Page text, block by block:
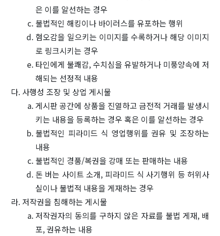
은 이를 알선하는 경우
불법적인 해킹이나 바이러스를 유포하는 행위
혐오감을 일으키는 이미지를 수록하거나 해당 이미지
로 링크시키는 경우
타인에게 불쾌감, 수치심을 유발하거나 미풍양속에 저
해되는 선정적 내용
다. 사행성 조장 및 상업 게시물
게시판 공간에 상품을 진열하고 금전적 거래를 발생시
키는 내용을 등록하는 경우 혹은 이를 알선하는 경우
불법적인 피라미드 식 영업행위를 권유 및 조장하는
내용
불법적인 경품/복권을 강매 또는 판매하는 내용
돈 버는 사이트 소개, 피라미드 식 사기행위 등 허위사
실이나 불법적 내용을 게재하는 경우
라. 저작권을 침해하는 게시물
저작권자의 동의를 구하지 않은 자료를 불법 게재, 배
포, 권유하는 내용